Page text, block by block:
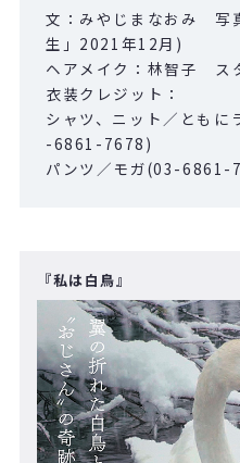
文：みやじまなおみ 写
生」2021年12月)
ヘアメイク：林智子 ス
衣装クレジット：
シャツ、ニット／ともに
-6861-7678)
パンツ／モガ(03-6861-
『私は白鳥』